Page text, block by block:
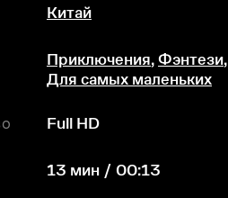
Китай
Приключения, Фэнтези,
Для самых маленьких
Full HD
13 мин / 00:13